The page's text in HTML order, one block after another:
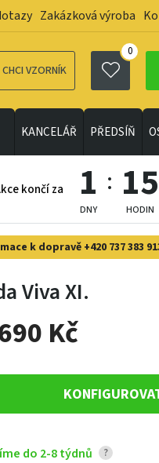
Zakázková výroba
CHCI VZORNÍK
0
KANCELÁŘ PŘEDSÍŇ
končí za 1
DNY
15
HODIN
k dopravě +420 737 383
Viva XI.
Kč
do 2-8 týdnů ?